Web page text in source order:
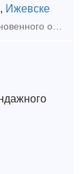
, Ижевске
Колесная пара ТЭМ2 с буксами После обыкновенного освидетельствования После полного освидетельствования ЭК Факт, ООО, Ижевск, RU Иван, менеджер Тел: +7 (3412) 918-400